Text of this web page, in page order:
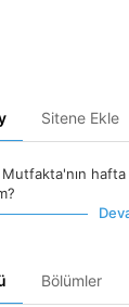
Sitene Ekle
Bölümler